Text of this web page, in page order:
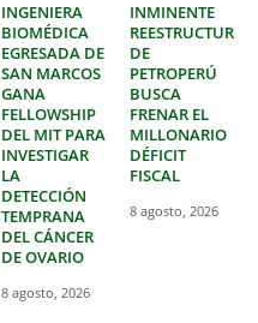
INGENIERA
BIOMÉDICA
EGRESADA DE
SAN MARCOS
GANA
FELLOWSHIP
DEL MIT PARA
INVESTIGAR
LA
DETECCIÓN
TEMPRANA
DEL CÁNCER
DE OVARIO
8 agosto, 2026
INMINENTE
DE
PETROPERÚ
BUSCA
FRENAR EL
MILLONARIO
DÉFICIT
FISCAL
8 agosto, 2026